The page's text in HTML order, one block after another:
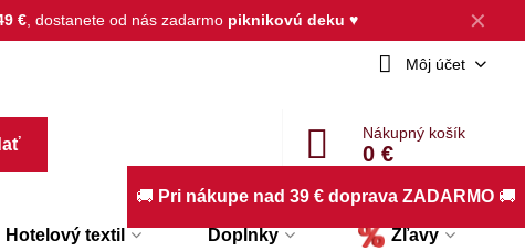
✕
€ , dostanete od nás zadarmo piknikovú deku♥
Môj účet
Nákupný košík
0 €
Hotelový textil Doplnky Zľavy
🚚 Pri nákupe nad 39 € doprava ZADARMO 🚚